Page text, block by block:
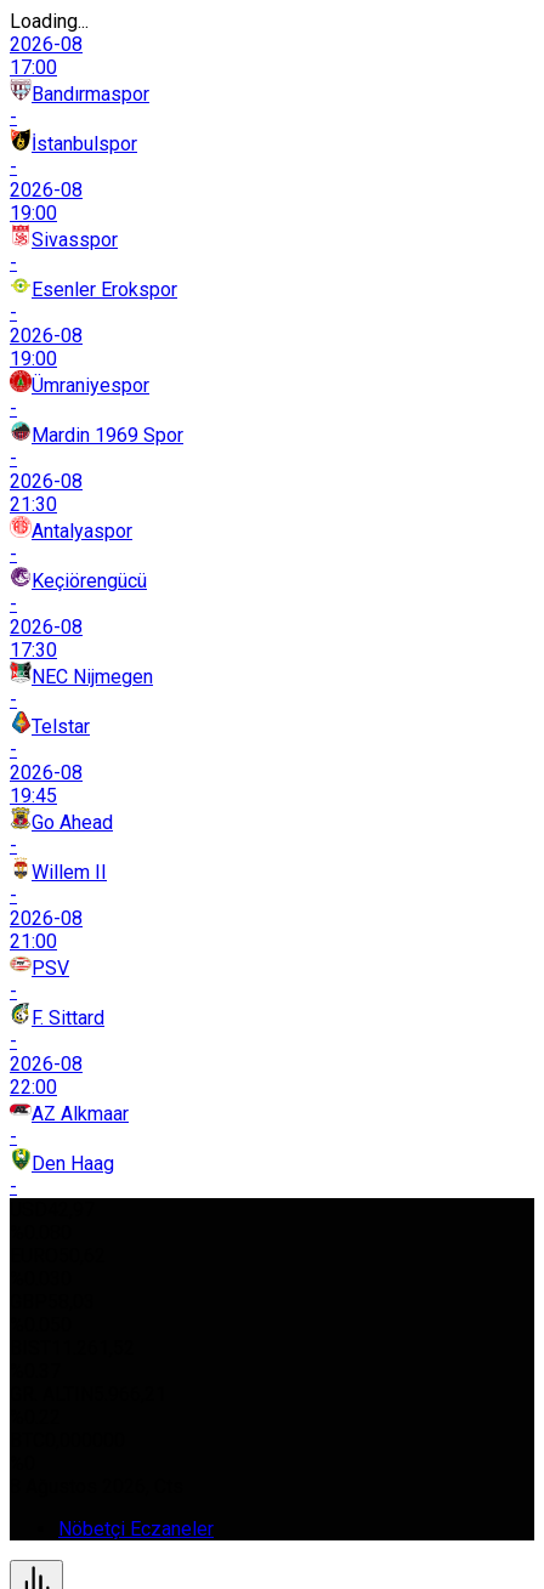
Loading...
2026-08
17:00
Bandırmaspor
-
İstanbulspor
-
2026-08
19:00
Sivasspor
-
Esenler Erokspor
-
2026-08
19:00
Ümraniyespor
-
Mardin 1969 Spor
-
2026-08
21:30
Antalyaspor
-
Keçiörengücü
-
2026-08
17:30
NEC Nijmegen
-
Telstar
-
2026-08
19:45
Go Ahead
-
Willem II
-
2026-08
21:00
PSV
-
F. Sittard
-
2026-08
22:00
AZ Alkmaar
-
Den Haag
-
Nöbetçi Eczaneler